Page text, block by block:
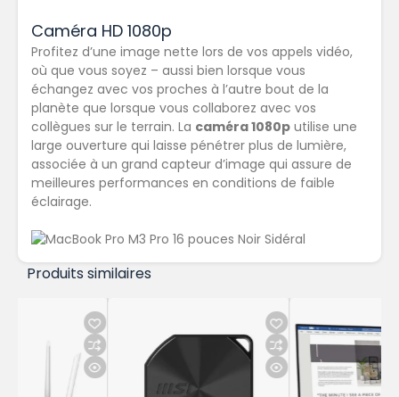
Caméra HD 1080p
Profitez d’une image nette lors de vos appels vidéo,
où que vous soyez – aussi bien lorsque vous
échangez avec vos proches à l’autre bout de la
planète que lorsque vous collaborez avec vos
collègues sur le terrain. La caméra 1080p utilise une
large ouver­ture qui laisse pénétrer plus de lumière,
associée à un grand capteur d’image qui assure de
meilleures performances en conditions de faible
éclairage.
Produits similaires